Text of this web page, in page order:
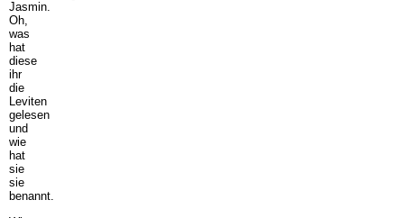
Jasmin.
Oh,
was
hat
diese
ihr
die
Leviten
gelesen
und
wie
hat
sie
sie
benannt.